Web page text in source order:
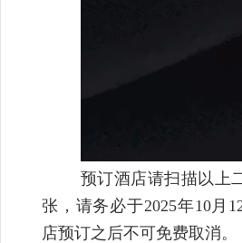
预订酒店请扫描以上
张，请务必于2025年10月
店预订之后不可免费取消。